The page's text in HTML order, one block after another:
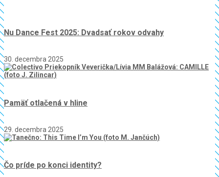
Nu Dance Fest 2025: Dvadsať rokov odvahy
30. decembra 2025
Pamäť otlačená v hline
29. decembra 2025
Čo príde po konci identity?